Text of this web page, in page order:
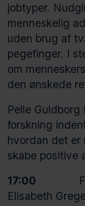
jobtyper.
menneskelig
uden brug af
pegefinger. I
om
den ønskede
Pelle
forskning
hvordan det
skabe positive
17:00
Elisabeth